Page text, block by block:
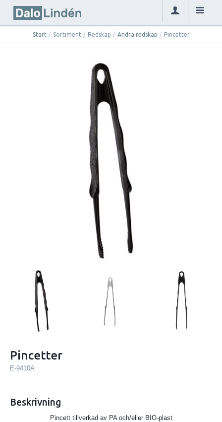
Start / Sortiment / Redskap / Andra redskap / Pincetter
Pincetter
E-9410A
Beskrivning
Pincett tillverkad av PA och/eller BIO-plast